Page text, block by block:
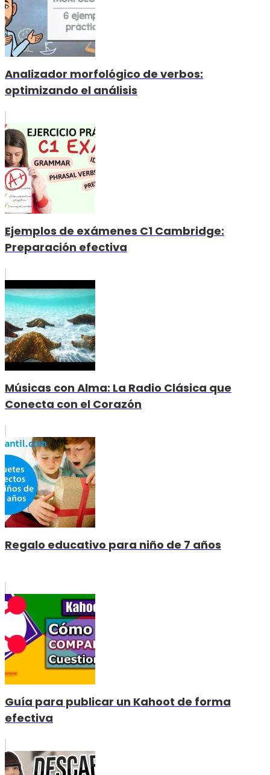
Analizador morfológico de verbos:
optimizando el análisis
Ejemplos de exámenes C1 Cambridge:
Preparación efectiva
Músicas con Alma: La Radio Clásica que
Conecta con el Corazón
Regalo educativo para niño de 7 años
Guía para publicar un Kahoot de forma
efectiva